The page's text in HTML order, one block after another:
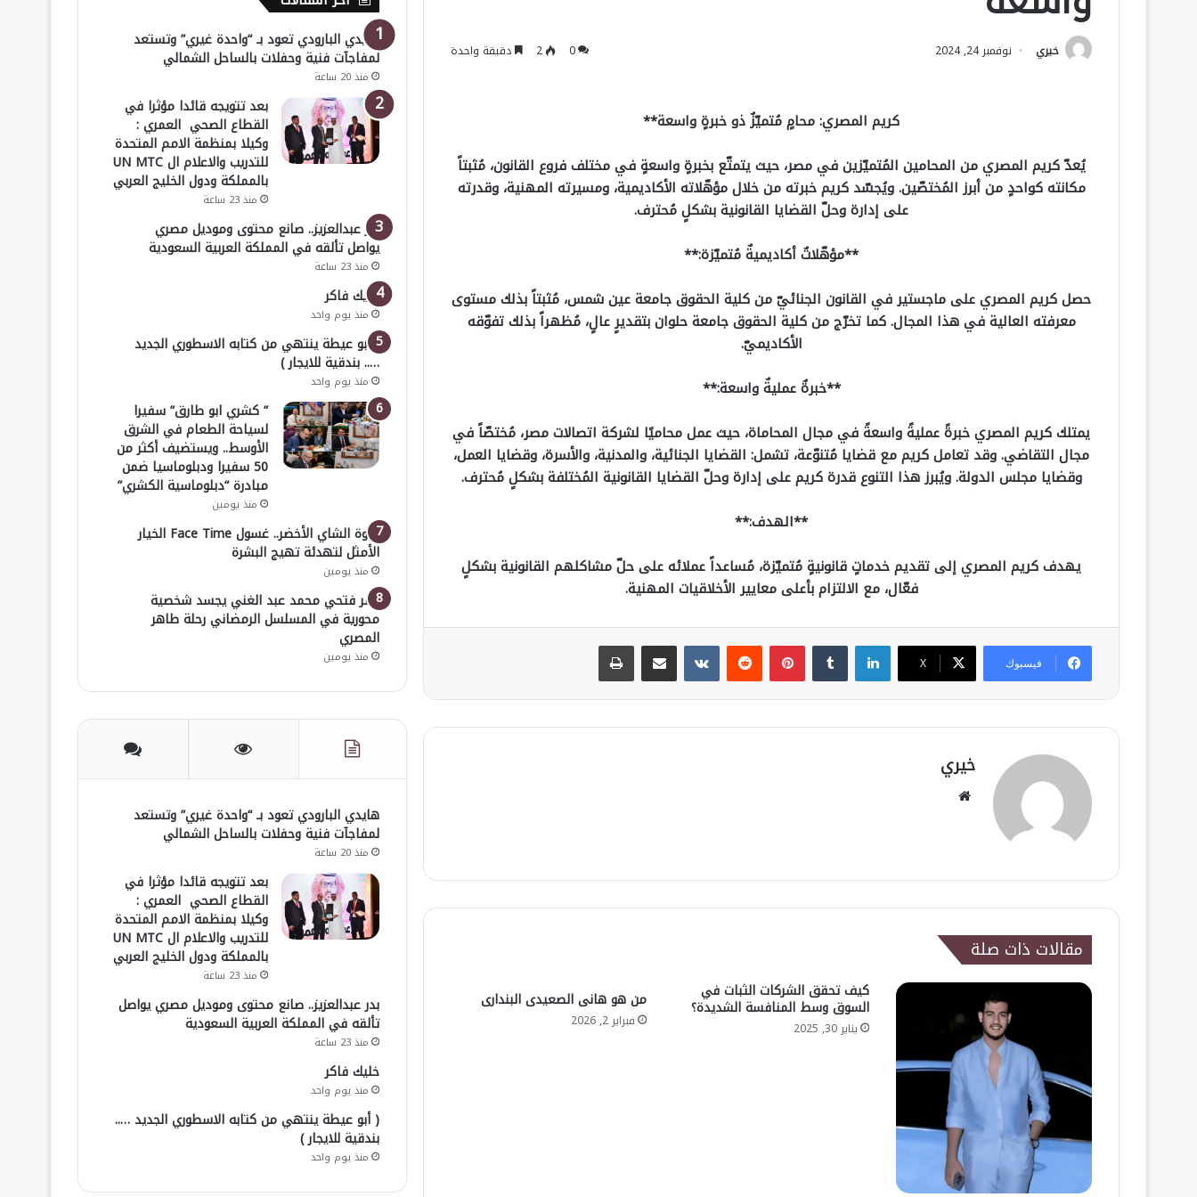
خيري نوفمبر 24, 2024 0
2 دقيقة واحدة
كريم المصري: محامٍ مُتميّزٌ ذو خبرةٍ واسعة**
يُعدّ كريم المصري من المحامين المُتميّزين في مصر، حيث يتمتّع بخبرةٍ واسعةٍ في مختلف فروع القانون، مُثبتاً
مكانته كواحدٍ من أبرز المُختصّين. ويُجسّد كريم خبرته من خلال مؤهّلاته الأكاديمية، ومسيرته المهنية، وقدرته
على إدارة وحلّ القضايا القانونية بشكلٍ مُحترف.
**مؤهّلاتٌ أكاديميةٌ مُتميّزة:**
حصل كريم المصري على ماجستير في القانون الجنائيّ من كلية الحقوق جامعة عين شمس، مُثبتاً بذلك مستوى
معرفته العالية في هذا المجال. كما تخرّج من كلية الحقوق جامعة حلوان بتقديرٍ عالٍ، مُظهراً بذلك تفوّقه
الأكاديميّ.
**خبرةٌ عمليةٌ واسعة:**
يمتلك كريم المصري خبرةً عمليةً واسعةً في مجال المحاماة، حيث عمل محاميًا لشركة اتصالات مصر، مُختصّاً في
مجال التقاضي. وقد تعامل كريم مع قضايا مُتنوّعة، تشمل: القضايا الجنائية، والمدنية، والأسرة، وقضايا العمل،
وقضايا مجلس الدولة. ويُبرز هذا التنوع قدرة كريم على إدارة وحلّ القضايا القانونية المُختلفة بشكلٍ مُحترف.
**الهدف:**
يهدف كريم المصري إلى تقديم خدماتٍ قانونيةٍ مُتميّزة، مُساعداً عملائه على حلّ مشاكلهم القانونية بشكلٍ
فعّال، مع الالتزام بأعلى معايير الأخلاقيات المهنية.
فيسبوك ‫X
لينكدإن بينتيريست مشاركة عبر البريد طباعة
خيري
مقالات ذات صلة
كيف تحقق الشركات الثبات في
السوق وسط المنافسة الشديدة؟
يناير 30, 2025
من هو هانى الصعيدى البندارى
فبراير 2, 2026
هايدي البارودي تعود بـ “واحدة غيري” وتستعد
لمفاجآت فنية وحفلات بالساحل الشمالي
منذ 20 ساعة
بعد تتويجه قائدا مؤثرا في
القطاع الصحي العمري :
وكيلا بمنظمة الامم المتحدة
للتدريب والاعلام ال UN MTC
بالمملكة ودول الخليج العربي
منذ 23 ساعة
بدر عبدالعزيز.. صانع محتوى وموديل مصري
يواصل تألقه في المملكة العربية السعودية
منذ 23 ساعة
خليك فاكر
منذ يوم واحد
( أبو عيطة ينتهي من كتابه الاسطوري الجديد
….. بندقية للايجار )
منذ يوم واحد
” كشري ابو طارق” سفيرا
لسياحة الطعام في الشرق
الأوسط.. ويستضيف أكثر من
50 سفيرا ودبلوماسيا ضمن
مبادرة “دبلوماسية الكشري”
منذ يومين
قوة الشاي الأخضر.. غسول Face Time الخيار
الأمثل لتهدئة تهيج البشرة
منذ يومين
عمر فتحي محمد عبد الغني يجسد شخصية
محورية في المسلسل الرمضاني رحلة طاهر
المصري
منذ يومين
هايدي البارودي تعود بـ “واحدة غيري” وتستعد
لمفاجآت فنية وحفلات بالساحل الشمالي
منذ 20 ساعة
بعد تتويجه قائدا مؤثرا في
القطاع الصحي العمري :
وكيلا بمنظمة الامم المتحدة
للتدريب والاعلام ال UN MTC
بالمملكة ودول الخليج العربي
منذ 23 ساعة
بدر عبدالعزيز.. صانع محتوى وموديل مصري يواصل
تألقه في المملكة العربية السعودية
منذ 23 ساعة
خليك فاكر
منذ يوم واحد
( أبو عيطة ينتهي من كتابه الاسطوري الجديد …..
بندقية للايجار )
منذ يوم واحد